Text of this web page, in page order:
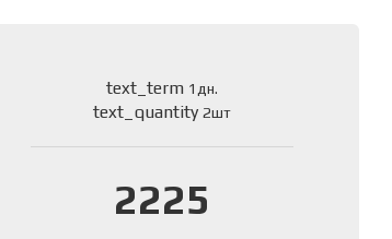
text_term 1дн.
text_quantity 2шт
2225